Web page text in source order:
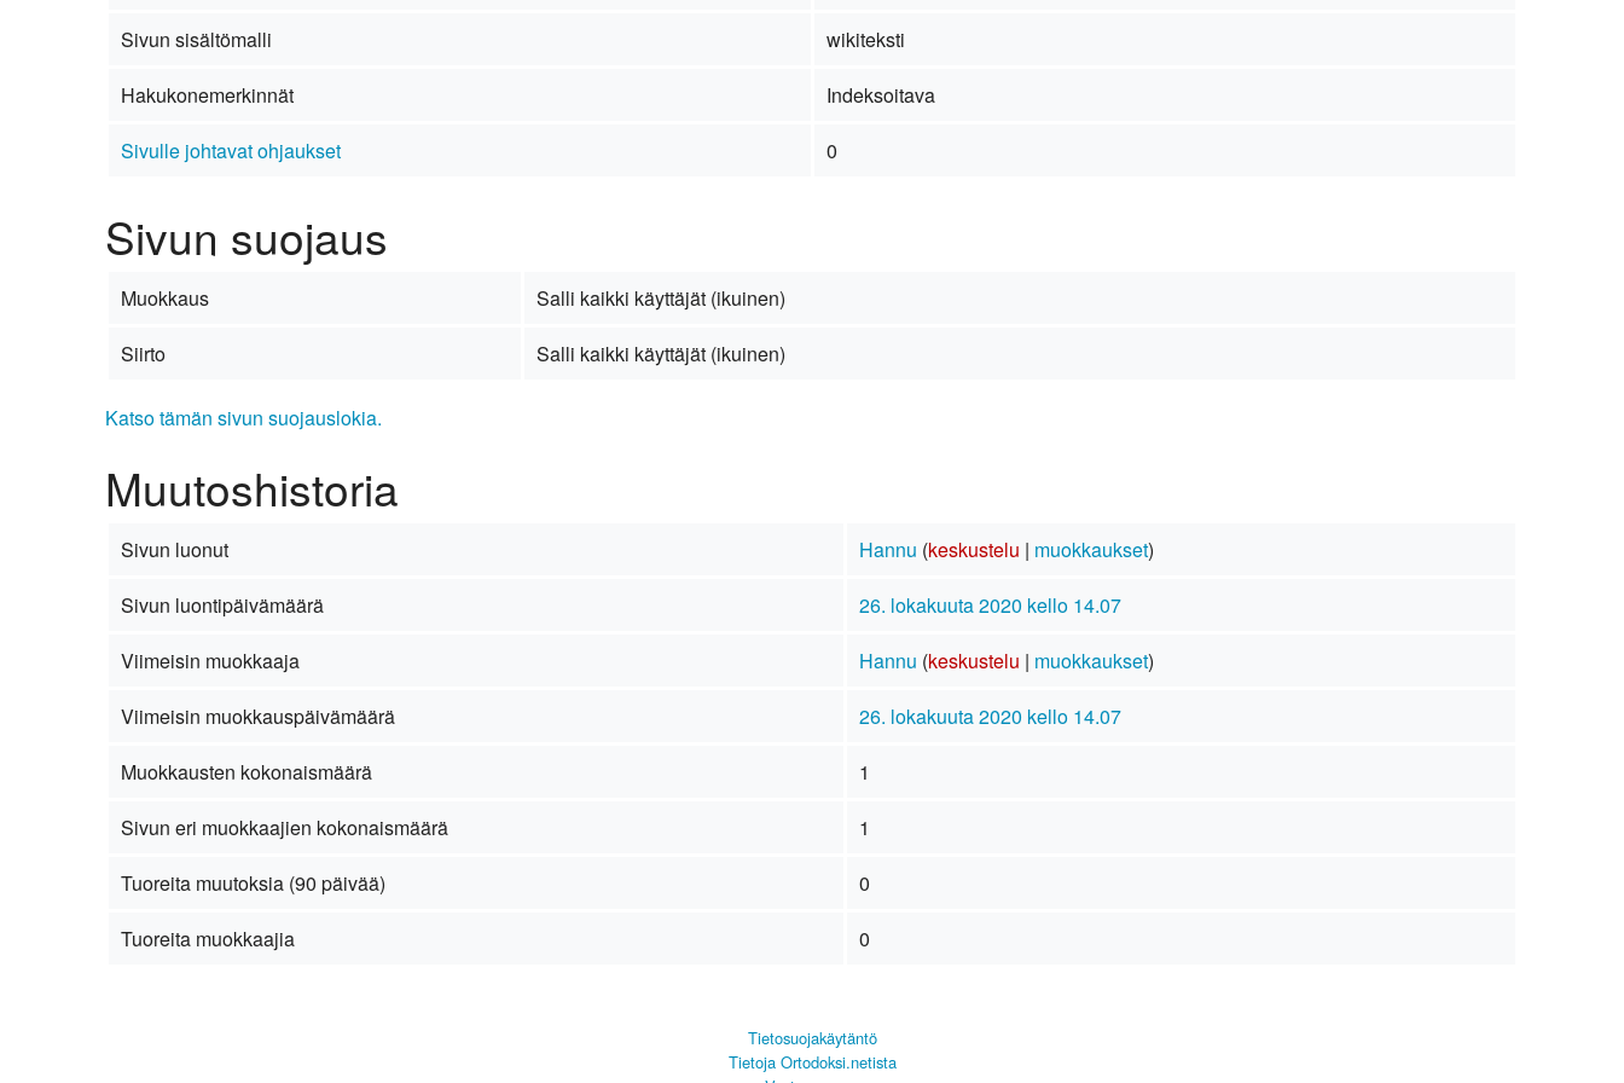
Kirkkoon liittyminen
Sivun sisältömalli
wikiteksti
Hakukonemerkinnät
Indeksoitava
Sivulle johtavat ohjaukset
0
Sivun suojaus
Muokkaus
Salli kaikki käyttäjät (ikuinen)
Siirto
Salli kaikki käyttäjät (ikuinen)
Katso tämän sivun suojauslokia.
Muutoshistoria
Sivun luonut Hannu (keskustelu | muokkaukset)
Sivun luontipäivämäärä
26. lokakuuta 2020 kello 14.07
Viimeisin muokkaaja
Hannu (keskustelu | muokkaukset)
Viimeisin muokkauspäivämäärä
26. lokakuuta 2020 kello 14.07
Muokkausten kokonaismäärä
1
Sivun eri muokkaajien kokonaismäärä
1
Tuoreita muutoksia (90 päivää)
0
Tuoreita muokkaajia
0
Tietosuojakäytäntö
Tietoja Ortodoksi.netista